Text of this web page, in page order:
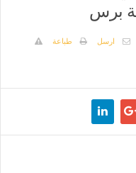
برس
ارسل
طباعة